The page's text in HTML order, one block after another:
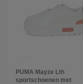
PUMA Mayze Lth
sportschoenen met